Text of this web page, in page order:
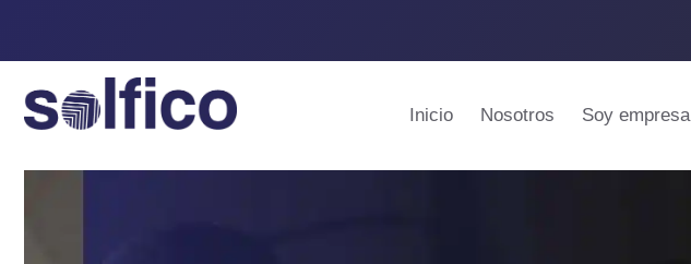
Inicio Nosotros Soy empresa